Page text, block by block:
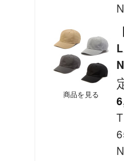
商品を見る